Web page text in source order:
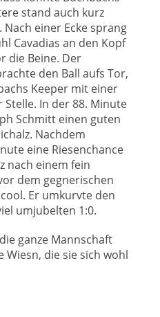
stand auch kurz
einer Ecke sprang
Cavadias an den Kopf
die Beine. Der
den Ball aufs Tor,
Keeper mit einer
Stelle. In der 88. Minute
Schmitt einen guten
Nachdem
eine Riesenchance
nach einem fein
dem gegnerischen
Er umkurvte den
umjubelten 1:0.
ganze Mannschaft
die sie sich wohl